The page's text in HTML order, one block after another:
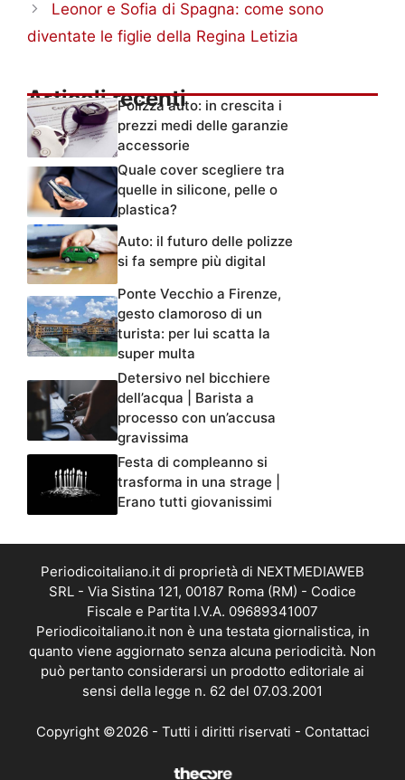
Leonor e Sofia di Spagna: come sono
diventate le figlie della Regina Letizia
Articoli recentiPolizza auto: in crescita i
prezzi medi delle garanzie
accessorie
Quale cover scegliere tra
quelle in silicone, pelle o
plastica?
Auto: il futuro delle polizze
si fa sempre più digital
Ponte Vecchio a Firenze,
gesto clamoroso di un
turista: per lui scatta la
super multa
Detersivo nel bicchiere
dell’acqua | Barista a
processo con un’accusa
gravissima
Festa di compleanno si
trasforma in una strage |
Erano tutti giovanissimi
Periodicoitaliano.it di proprietà di NEXTMEDIAWEB
SRL - Via Sistina 121, 00187 Roma (RM) - Codice
Fiscale e Partita I.V.A. 09689341007
Periodicoitaliano.it non è una testata giornalistica, in
quanto viene aggiornato senza alcuna periodicità. Non
può pertanto considerarsi un prodotto editoriale ai
sensi della legge n. 62 del 07.03.2001
Copyright ©2026 - Tutti i diritti riservati - Contattaci